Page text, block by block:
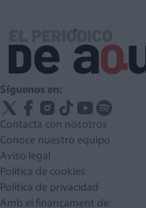
Síguenos en:
Contacta con nosotros
Conoce nuestro equipo
Aviso legal
Política de cookies
Política de privacidad
Amb el finançament de: